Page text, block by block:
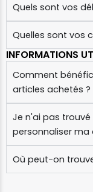
Quels sont vos
Quelles sont vos
INFORMATIONS
Comment
articles achetés ?
Je n'ai pas
personnaliser
Où peut-on